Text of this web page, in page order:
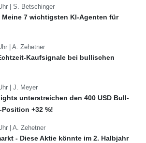
| S. Betschinger
Meine 7 wichtigsten KI-Agenten für
| A. Zehetner
Kaufsignale bei bullischen
| J. Meyer
unterstreichen den 400 USD Bull-
+32 %!
| A. Zehetner
- Diese Aktie könnte im 2. Halbjahr